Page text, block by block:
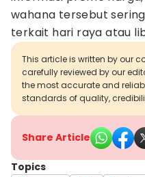
wahana tersebut
terkait hari raya atau
This article is written by our
carefully reviewed by our
the most accurate and
standards of quality,
Share Article
Topics